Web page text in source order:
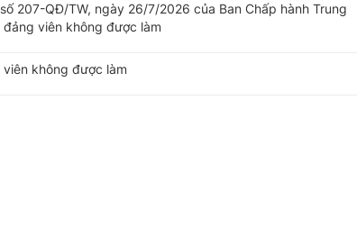
207-QĐ/TW, ngày 26/7/2026 của Ban Chấp hành Trung
viên không được làm
không được làm